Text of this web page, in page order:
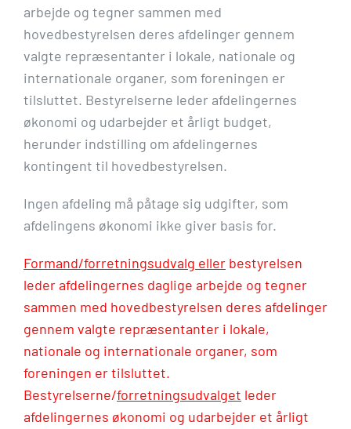
arbejde og tegner sammen med
hovedbestyrelsen deres afdelinger gennem
valgte repræsentanter i lokale, nationale og
internationale organer, som foreningen er
tilsluttet. Bestyrelserne leder afdelingernes
økonomi og udarbejder et årligt budget,
herunder indstilling om afdelingernes
kontingent til hovedbestyrelsen.
Ingen afdeling må påtage sig udgifter, som
afdelingens økonomi ikke giver basis for.
Formand/forretningsudvalg eller bestyrelsen
leder afdelingernes daglige arbejde og tegner
sammen med hovedbestyrelsen deres afdelinger
gennem valgte repræsentanter i lokale,
nationale og internationale organer, som
foreningen er tilsluttet.
Bestyrelserne/forretningsudvalget leder
afdelingernes økonomi og udarbejder et årligt